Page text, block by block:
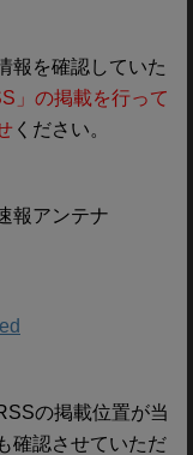
報を確認していた
」の掲載を行って
ください。
報アンテナ
の掲載位置が当
確認させていただ